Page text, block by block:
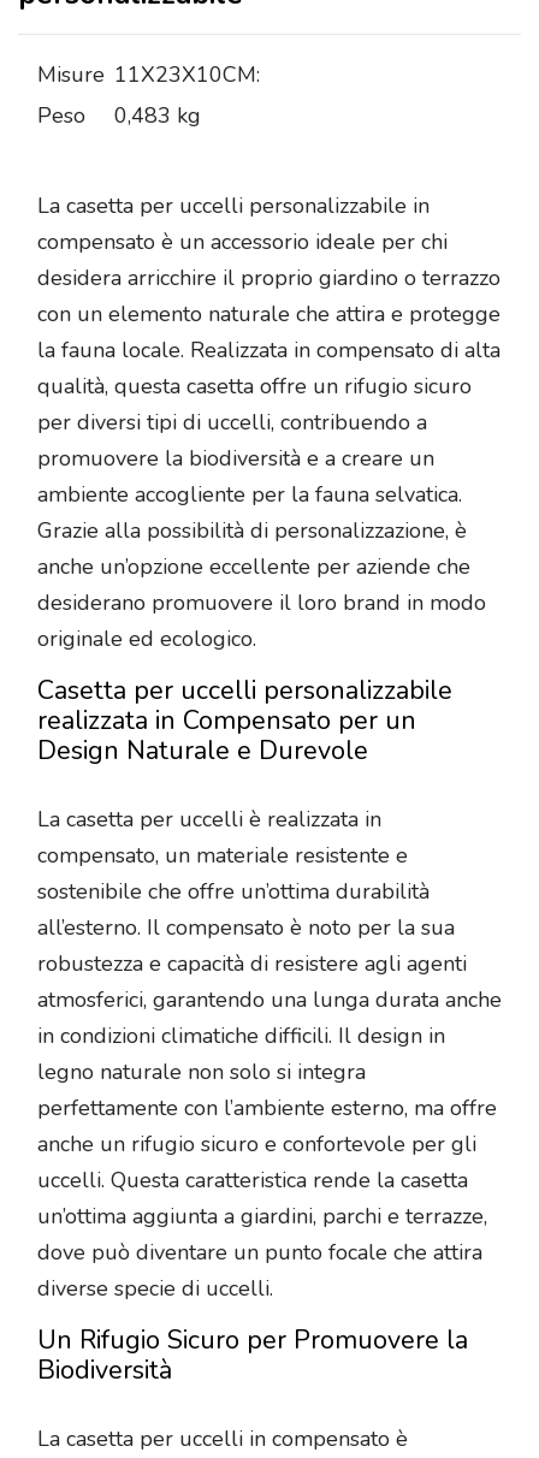
Misure 11X23X10CM:
Peso
0,483 kg
La casetta per uccelli personalizzabile in
compensato è un accessorio ideale per chi
desidera arricchire il proprio giardino o terrazzo
con un elemento naturale che attira e protegge
la fauna locale. Realizzata in compensato di alta
qualità, questa casetta offre un rifugio sicuro
per diversi tipi di uccelli, contribuendo a
promuovere la biodiversità e a creare un
ambiente accogliente per la fauna selvatica.
Grazie alla possibilità di personalizzazione, è
anche un’opzione eccellente per aziende che
desiderano promuovere il loro brand in modo
originale ed ecologico.
Casetta per uccelli personalizzabile
realizzata in Compensato per un
Design Naturale e Durevole
La casetta per uccelli è realizzata in
compensato, un materiale resistente e
sostenibile che offre un’ottima durabilità
all’esterno. Il compensato è noto per la sua
robustezza e capacità di resistere agli agenti
atmosferici, garantendo una lunga durata anche
in condizioni climatiche difficili. Il design in
legno naturale non solo si integra
perfettamente con l’ambiente esterno, ma offre
anche un rifugio sicuro e confortevole per gli
uccelli. Questa caratteristica rende la casetta
un’ottima aggiunta a giardini, parchi e terrazze,
dove può diventare un punto focale che attira
diverse specie di uccelli.
Un Rifugio Sicuro per Promuovere la
Biodiversità
La casetta per uccelli in compensato è